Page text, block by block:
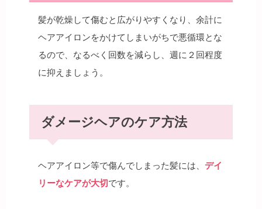
髪が乾燥して傷むと広がりやすくなり、余計に
ヘアアイロンをかけてしまいがちで悪循環とな
るので、なるべく回数を減らし、週に２回程度
に抑えましょう。
ダメージヘアのケア方法
ヘアアイロン等で傷んでしまった髪には、 デイ
リーなケアが大切です。